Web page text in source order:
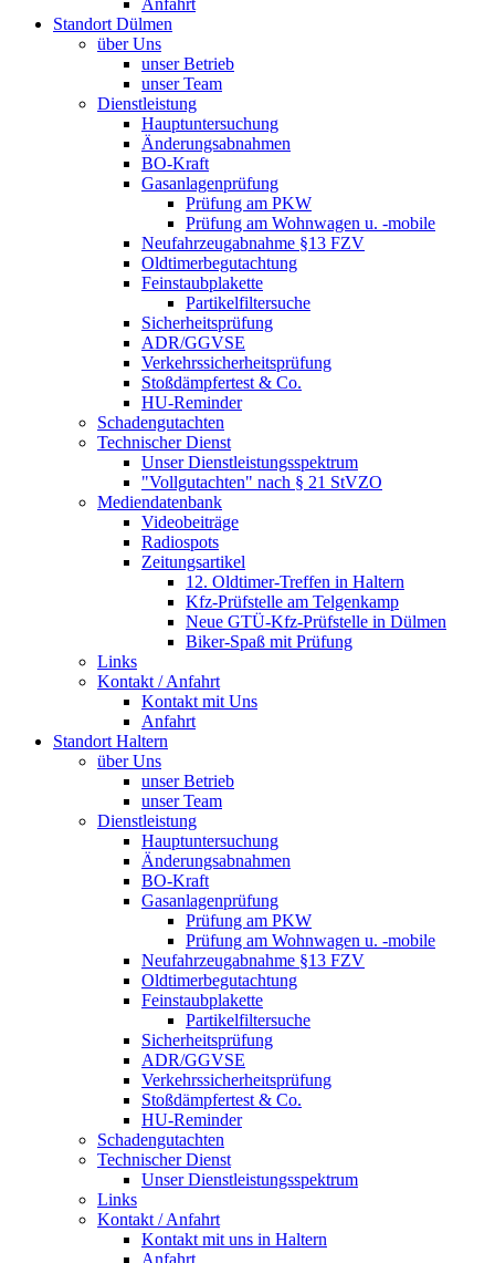
Anfahrt
Standort Dülmen
über Uns
unser Betrieb
unser Team
Dienstleistung
Hauptuntersuchung
Änderungsabnahmen
BO-Kraft
Gasanlagenprüfung
Prüfung am PKW
Prüfung am Wohnwagen u. -mobile
Neufahrzeugabnahme §13 FZV
Oldtimerbegutachtung
Feinstaubplakette
Partikelfiltersuche
Sicherheitsprüfung
ADR/GGVSE
Verkehrssicherheitsprüfung
Stoßdämpfertest & Co.
HU-Reminder
Schadengutachten
Technischer Dienst
Unser Dienstleistungsspektrum
"Vollgutachten" nach § 21 StVZO
Mediendatenbank
Videobeiträge
Radiospots
Zeitungsartikel
12. Oldtimer-Treffen in Haltern
Kfz-Prüfstelle am Telgenkamp
Neue GTÜ-Kfz-Prüfstelle in Dülmen
Biker-Spaß mit Prüfung
Links
Kontakt / Anfahrt
Kontakt mit Uns
Anfahrt
Standort Haltern
über Uns
unser Betrieb
unser Team
Dienstleistung
Hauptuntersuchung
Änderungsabnahmen
BO-Kraft
Gasanlagenprüfung
Prüfung am PKW
Prüfung am Wohnwagen u. -mobile
Neufahrzeugabnahme §13 FZV
Oldtimerbegutachtung
Feinstaubplakette
Partikelfiltersuche
Sicherheitsprüfung
ADR/GGVSE
Verkehrssicherheitsprüfung
Stoßdämpfertest & Co.
HU-Reminder
Schadengutachten
Technischer Dienst
Unser Dienstleistungsspektrum
Links
Kontakt / Anfahrt
Kontakt mit uns in Haltern
Anfahrt